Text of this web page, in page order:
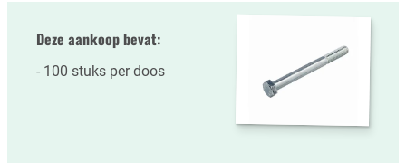
Deze aankoop bevat:
100 stuks per doos